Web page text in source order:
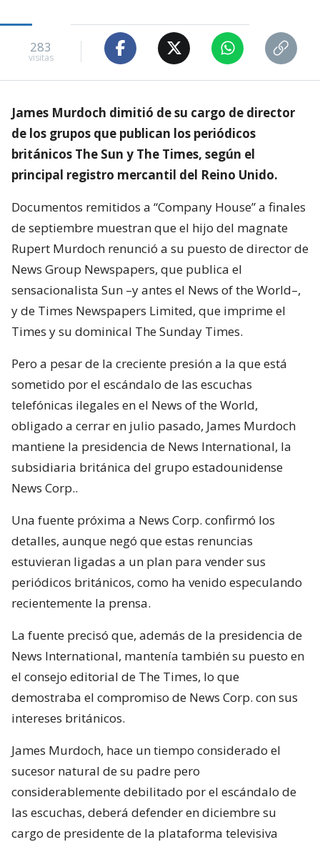
283
visitas
James Murdoch dimitió de su cargo de director
de los grupos que publican los periódicos
británicos The Sun y The Times, según el
principal registro mercantil del Reino Unido.
Documentos remitidos a “Company House” a finales
de septiembre muestran que el hijo del magnate
Rupert Murdoch renunció a su puesto de director de
News Group Newspapers, que publica el
sensacionalista Sun –y antes el News of the World–,
y de Times Newspapers Limited, que imprime el
Times y su dominical The Sunday Times.
Pero a pesar de la creciente presión a la que está
sometido por el escándalo de las escuchas
telefónicas ilegales en el News of the World,
obligado a cerrar en julio pasado, James Murdoch
mantiene la presidencia de News International, la
subsidiaria británica del grupo estadounidense
News Corp..
Una fuente próxima a News Corp. confirmó los
detalles, aunque negó que estas renuncias
estuvieran ligadas a un plan para vender sus
periódicos británicos, como ha venido especulando
recientemente la prensa.
La fuente precisó que, además de la presidencia de
News International, mantenía también su puesto en
el consejo editorial de The Times, lo que
demostraba el compromiso de News Corp. con sus
intereses británicos.
James Murdoch, hace un tiempo considerado el
sucesor natural de su padre pero
considerablemente debilitado por el escándalo de
las escuchas, deberá defender en diciembre su
cargo de presidente de la plataforma televisiva